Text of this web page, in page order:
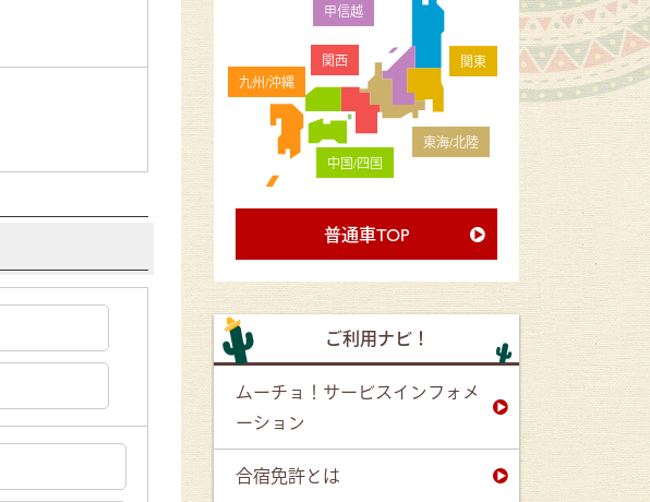
甲信越
関東
東海/北陸
関西
中国/四国
九州/沖縄
普通車TOP
ご利用ナビ！
ムーチョ！サービスインフォメ
ーション
合宿免許とは